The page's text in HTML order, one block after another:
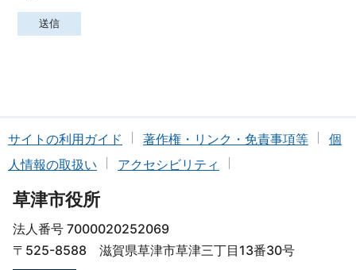
サイトの利用ガイド 著作権・リンク・免責事項等
個
人情報の取扱い
アクセシビリティ
草津市役所
法人番号 7000020252069
〒525-8588 滋賀県草津市草津三丁目13番30号